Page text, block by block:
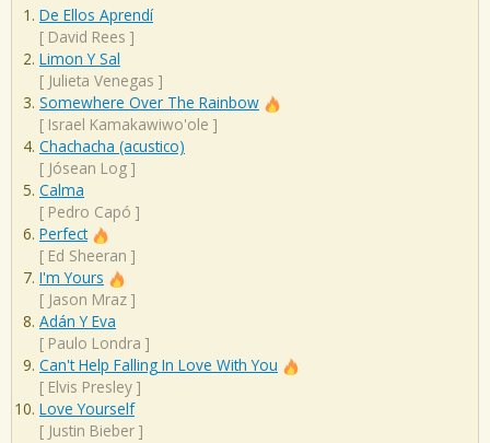
De Ellos Aprendí
[ David Rees ]
Limon Y Sal
[ Julieta Venegas ]
Somewhere Over The Rainbow
[ Israel Kamakawiwo'ole ]
Chachacha (acustico)
[ Jósean Log ]
Calma
[ Pedro Capó ]
Perfect
[ Ed Sheeran ]
I'm Yours
[ Jason Mraz ]
Adán Y Eva
[ Paulo Londra ]
Can't Help Falling In Love With You
[ Elvis Presley ]
Love Yourself
[ Justin Bieber ]